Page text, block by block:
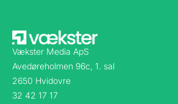
Vækster Media ApS
Avedøreholmen 96c, 1. sal
2650 Hvidovre
32 42 17 17